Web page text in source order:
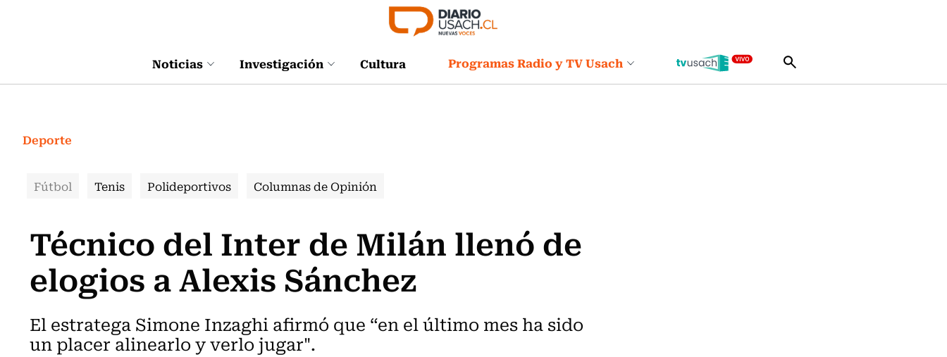
Noticias Investigación Cultura Programas Radio y TV Usach
Deporte
Fútbol Tenis Polideportivos Columnas de Opinión
Técnico del Inter de Milán llenó de
elogios a Alexis Sánchez
El estratega Simone Inzaghi afirmó que “en el último mes ha sido
un placer alinearlo y verlo jugar".